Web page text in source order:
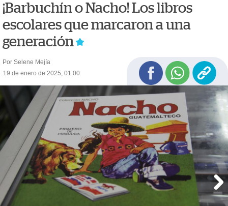
¡Barbuchín o Nacho! Los libros
escolares que marcaron a una
generación
Por Selene Mejía
19 de enero de 2025, 01:00